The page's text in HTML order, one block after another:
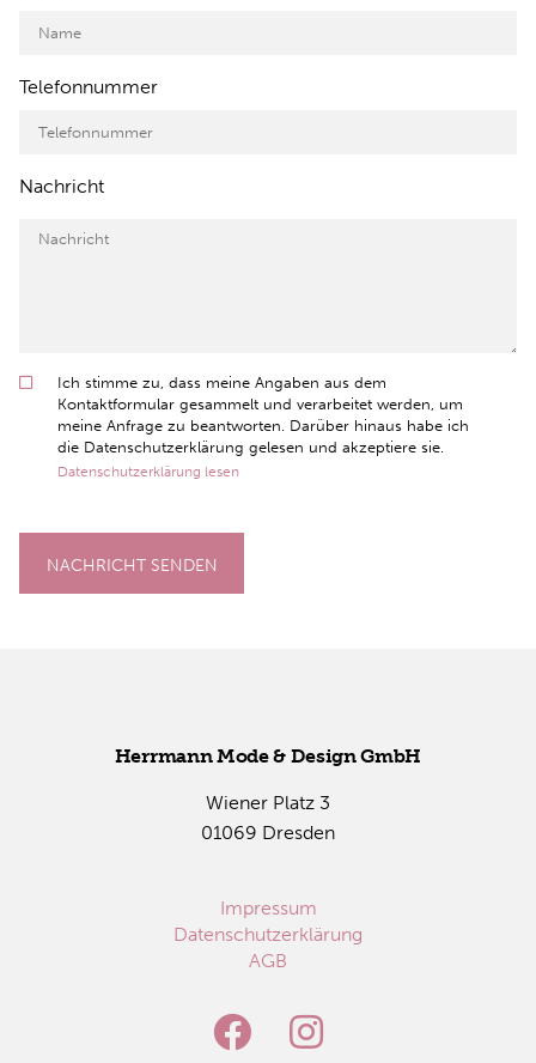
Telefonnummer
Nachricht
Ich stimme zu, dass meine Angaben aus dem
Kontaktformular gesammelt und verarbeitet werden, um
meine Anfrage zu beantworten. Darüber hinaus habe ich
die Datenschutzerklärung gelesen und akzeptiere sie.
Datenschutzerklärung lesen
NACHRICHT SENDEN
Herr­mann Mode & De­sign GmbH
Wie­ner Platz 3
01069 Dres­den
Impressum
Datenschutzerklärung
AGB